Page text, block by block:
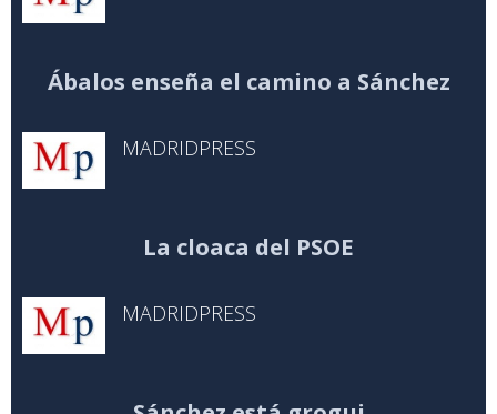
Ábalos enseña el camino a Sánchez
MADRIDPRESS
La cloaca del PSOE
MADRIDPRESS